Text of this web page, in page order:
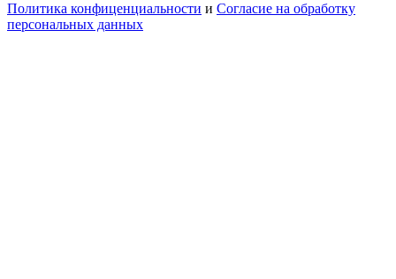
Политика конфиценциальности и Согласие на обработку
персональных данных